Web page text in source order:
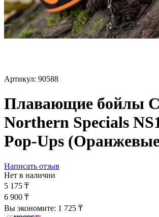
Артикул: 90588
Плавающие бойлы
Northern Specials
Pop-Ups
Написать отзыв
Нет в наличии
5 175 ₸
6 900 ₸
Вы экономите: 1 725 ₸